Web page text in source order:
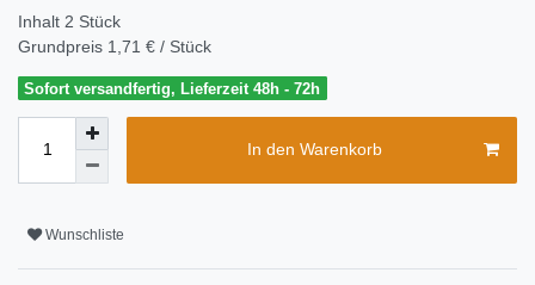
Inhalt 2 Stück
Grundpreis 1,71 € / Stück
Sofort versandfertig, Lieferzeit 48h - 72h
In den Warenkorb
Wunschliste